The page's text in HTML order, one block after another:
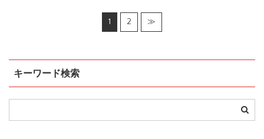
1 2 ≫
キーワード検索